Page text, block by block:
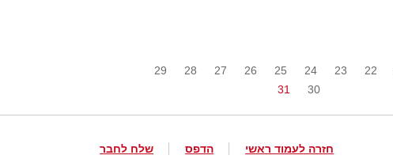
22
23
24
25
26
27
28
29
30
31
חזרה לעמוד ראשי הדפס שלח לחבר